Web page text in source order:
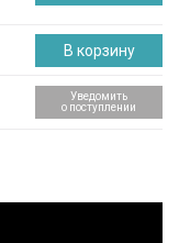
В корзину
Уведомить
о поступлении